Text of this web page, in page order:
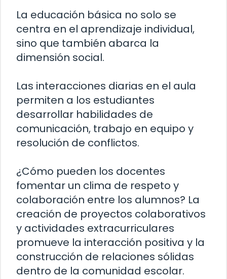
La educación básica no solo se
centra en el aprendizaje individual,
sino que también abarca la
dimensión social.
Las interacciones diarias en el aula
permiten a los estudiantes
desarrollar habilidades de
comunicación, trabajo en equipo y
resolución de conflictos.
¿Cómo pueden los docentes
fomentar un clima de respeto y
colaboración entre los alumnos? La
creación de proyectos colaborativos
y actividades extracurriculares
promueve la interacción positiva y la
construcción de relaciones sólidas
dentro de la comunidad escolar.